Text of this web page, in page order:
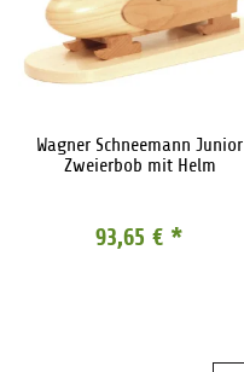
Wagner Schneemann Junior
Zweierbob mit Helm
93,65 € *